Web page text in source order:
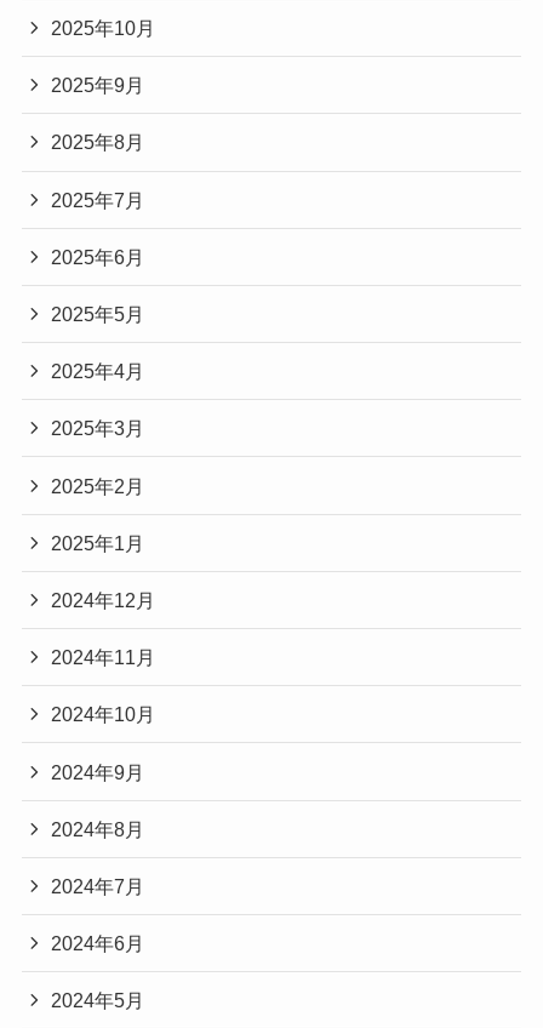
2025年10月
2025年9月
2025年8月
2025年7月
2025年6月
2025年5月
2025年4月
2025年3月
2025年2月
2025年1月
2024年12月
2024年11月
2024年10月
2024年9月
2024年8月
2024年7月
2024年6月
2024年5月